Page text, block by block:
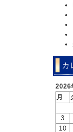
カ
2026
月
3
10